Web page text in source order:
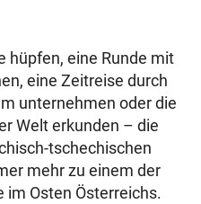
hüpfen, eine Runde mit
eine Zeitreise durch
unternehmen oder die
Welt erkunden – die
tschechischen
mehr zu einem der
Osten Österreichs.